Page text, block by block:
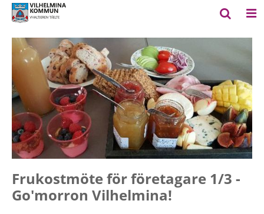
Frukostmöte för företagare 1/3 -
Go'morron Vilhelmina!